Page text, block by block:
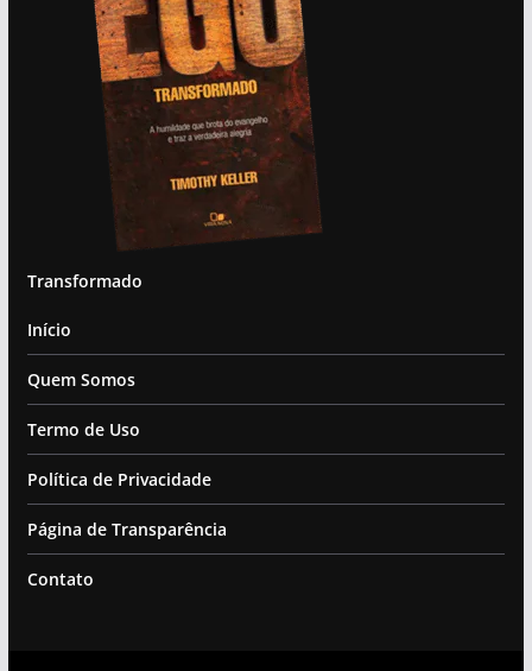
Transformado
Início
Quem Somos
Termo de Uso
Política de Privacidade
Página de Transparência
Contato